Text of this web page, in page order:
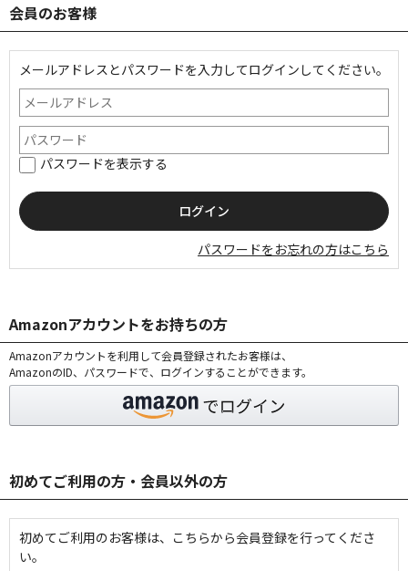
会員のお客様
メールアドレスとパスワードを入力してログインしてください。
パスワードを表示する
パスワードをお忘れの方はこちら
Amazonアカウントをお持ちの方
Amazonアカウントを利用して会員登録されたお客様は、
AmazonのID、パスワードで、ログインすることができます。
初めてご利用の方・会員以外の方
初めてご利用のお客様は、こちらから会員登録を行ってくださ
い。